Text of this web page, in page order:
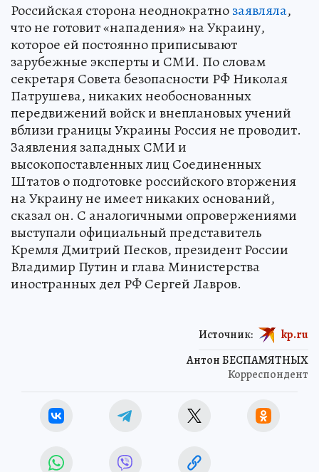
Российская сторона неоднократнозаявляла,
что не готовит «нападения» на Украину,
которое ей постоянно приписывают
зарубежные эксперты и СМИ. По словам
секретаря Совета безопасности РФ Николая
Патрушева, никаких необоснованных
передвижений войск и внеплановых учений
вблизи границы Украины Россия не проводит.
Заявления западных СМИ и
высокопоставленных лиц Соединенных
Штатов о подготовке российского вторжения
на Украину не имеет никаких оснований,
сказал он. С аналогичными опровержениями
выступали официальный представитель
Кремля Дмитрий Песков, президент России
Владимир Путин и глава Министерства
иностранных дел РФ Сергей Лавров.
Антон БЕСПАМЯТНЫХ
Корреспондент
Источник: kp.ru